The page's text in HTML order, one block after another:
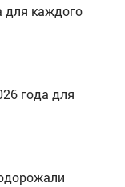
для каждого
года для